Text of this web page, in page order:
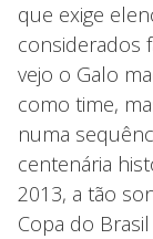
que exige
considerados
vejo o Galo
como time,
numa
centenária
2013, a tão
Copa do